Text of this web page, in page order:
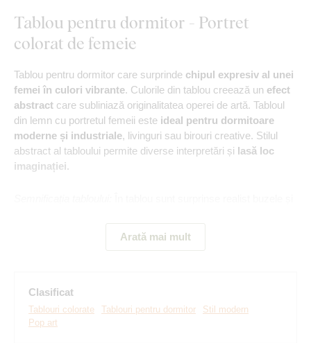
Tablou pentru dormitor - Portret
colorat de femeie
Tablou pentru dormitor care surprinde chipul expresiv al unei
femei în culori vibrante. Culorile din tablou creează un efect
abstract care subliniază originalitatea operei de artă. Tabloul
din lemn cu portretul femeii este ideal pentru dormitoare
moderne și industriale, livinguri sau birouri creative. Stilul
abstract al tabloului permite diverse interpretări și lasă loc
imaginației.
Arată mai mult
Clasificat
Tablouri colorate Tablouri pentru dormitor
Stil modern
Pop art